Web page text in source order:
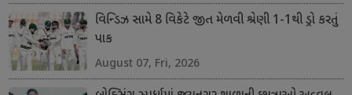
વિન્ડિઝ સામે 8 વિકેટે જીત મેળવી શ્રેણી 1-1થી ડ્રો કરતું
પાક
August 07, Fri, 2026